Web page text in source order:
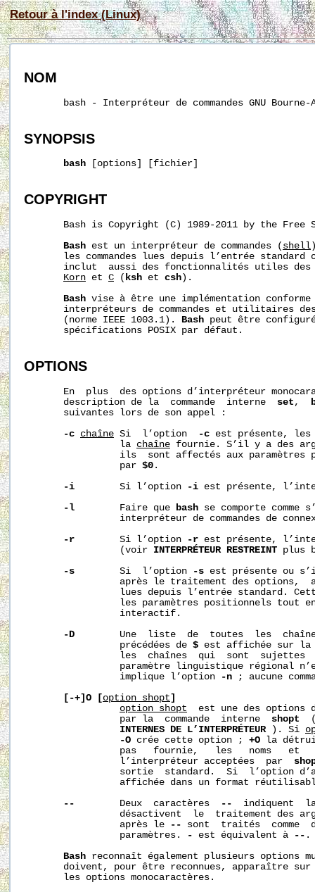
Retour à l'index (Linux)
NOM
bash - Interpréteur de commandes GNU Bourne-
SYNOPSIS
bash [options] [fichier]
COPYRIGHT
Bash is Copyright (C) 1989-2011 by the Free
Bash est un interpréteur de commandes ( shell
les commandes lues depuis l’entrée
inclut  aussi des fonctionnalités utiles
Korn et C ( ksh et csh ).
Bash vise à être une implémentation
interpréteurs de commandes et utilitaires
       (norme IEEE 1003.1).
Bash peut être
       spécifications POSIX par défaut.
OPTIONS
En  plus  des options d’interpréteur
       description de la  commande  interne
set ,
       suivantes lors de son appel :
-c chaîne Si  l’option -c est présente, les
                 la
chaîne fournie. S’il y a des
ils  sont affectés aux paramètres
                 par
$0 .
-i
        Si l’option
-i est présente,
-l
        Faire que
bash se comporte comme
interpréteur de commandes de
-r
        Si l’option
-r est présente,
                 (voir
INTERPRÉTEUR RESTREINT plus
-s
        Si  l’option
-s est présente ou
après le traitement des options,
lues depuis l’entrée standard.
les paramètres positionnels tout
                 interactif.
-D
Une  liste  de  toutes  les
                 précédées de
$ est affichée sur la
les  chaînes  qui  sont  sujettes
paramètre linguistique régional
                 implique l’option
-n ; aucune
[-+]O
[option_shopt]
option_shopt
est une des options
                 par la  commande  interne
shopt
INTERNES DE L’INTERPRÉTEUR ). Si
-O crée cette option ; +O la
pas   fournie,   les   noms   et
                 l’interpréteur acceptées  par
sortie  standard.  Si  l’option
affichée dans un format
--
        Deux  caractères
--
indiquent
désactivent  le  traitement des
                 après le
-- sont  traités  comme
                 paramètres.
- est équivalent à -- .
Bash reconnaît également plusieurs options
doivent, pour être reconnues, apparaître
       les options monocaractères.